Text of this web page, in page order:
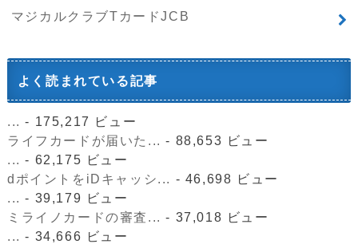
マジカルクラブTカードJCB
よく読まれている記事
... - 175,217 ビュー
ライフカードが届いた... - 88,653 ビュー
... - 62,175 ビュー
dポイントをiDキャッシ... - 46,698 ビュー
... - 39,179 ビュー
ミライノカードの審査... - 37,018 ビュー
... - 34,666 ビュー